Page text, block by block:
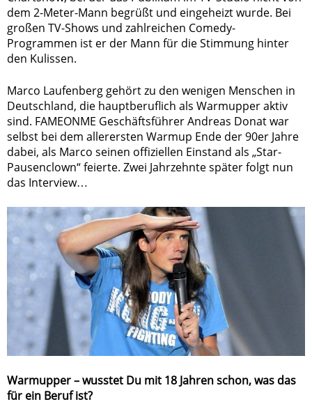
dem 2-Meter-Mann begrüßt und eingeheizt wurde. Bei
großen TV-Shows und zahlreichen Comedy-
Programmen ist er der Mann für die Stimmung hinter
den Kulissen.
Marco Laufenberg gehört zu den wenigen Menschen in
Deutschland, die hauptberuflich als Warmupper aktiv
sind. FAMEONME Geschäftsführer Andreas Donat war
selbst bei dem allerersten Warmup Ende der 90er Jahre
dabei, als Marco seinen offiziellen Einstand als „Star-
Pausenclown“ feierte. Zwei Jahrzehnte später folgt nun
das Interview…
Warmupper – wusstet Du mit 18 Jahren schon, was das
für ein Beruf ist?